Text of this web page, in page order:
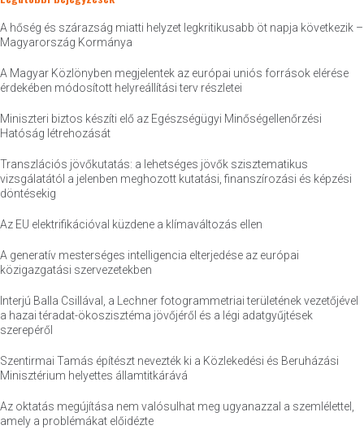
A hőség és szárazság miatti helyzet legkritikusabb öt napja következik –
Magyarország Kormánya
A Magyar Közlönyben megjelentek az európai uniós források elérése
érdekében módosított helyreállítási terv részletei
Miniszteri biztos készíti elő az Egészségügyi Minőségellenőrzési
Hatóság létrehozását
Transzlációs jövőkutatás: a lehetséges jövők szisztematikus
vizsgálatától a jelenben meghozott kutatási, finanszírozási és képzési
döntésekig
Az EU elektrifikációval küzdene a klímaváltozás ellen
A generatív mesterséges intelligencia elterjedése az európai
közigazgatási szervezetekben
Interjú Balla Csillával, a Lechner fotogrammetriai területének vezetőjével
a hazai téradat-ökoszisztéma jövőjéről és a légi adatgyűjtések
szerepéről
Szentirmai Tamás építészt nevezték ki a Közlekedési és Beruházási
Minisztérium helyettes államtitkárává
Az oktatás megújítása nem valósulhat meg ugyanazzal a szemlélettel,
amely a problémákat előidézte